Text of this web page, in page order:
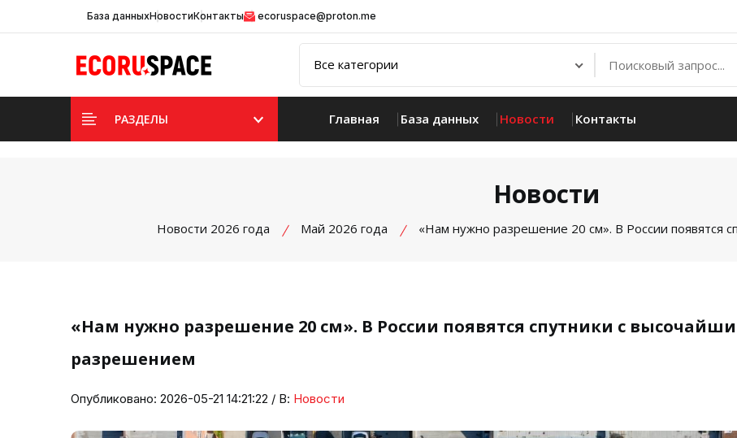
База данныхНовостиКонтакты ecoruspace@proton.me
РАЗДЕЛЫ Главная База данных Новости Контакты
Новости
Новости 2026 года Май 2026 года «Нам нужно разрешение 20 см». В России появятся
«Нам нужно разрешение 20 см». В России появятся спутники с
разрешением
Опубликовано: 2026-05-21 14:21:22 / В: Новости